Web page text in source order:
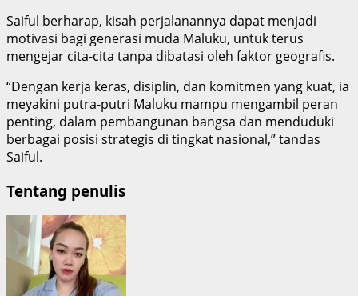
Saiful berharap, kisah perjalanannya dapat menjadi
motivasi bagi generasi muda Maluku, untuk terus
mengejar cita-cita tanpa dibatasi oleh faktor geografis.
“Dengan kerja keras, disiplin, dan komitmen yang kuat, ia
meyakini putra-putri Maluku mampu mengambil peran
penting, dalam pembangunan bangsa dan menduduki
berbagai posisi strategis di tingkat nasional,” tandas
Saiful.
Tentang penulis